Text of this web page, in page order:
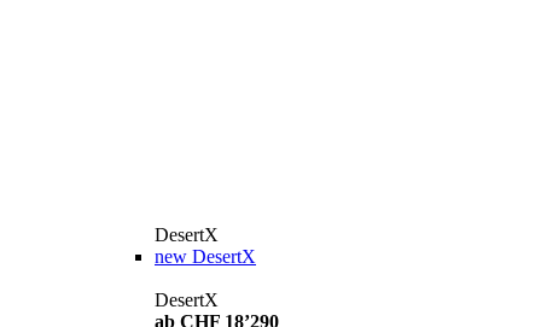
DesertX
new DesertX
DesertX
ab CHF 18’290